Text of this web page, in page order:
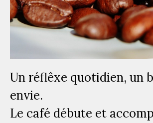
Un réflêxe quotidien, un
envie.
Le café débute et